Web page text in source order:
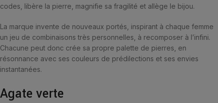
codes, libère la pierre, magnifie sa fragilité et allège le bijou.
La marque invente de nouveaux portés, inspirant à chaque femme
un jeu de combinaisons très personnelles, à recomposer à l’infini.
Chacune peut donc crée sa propre palette de pierres, en
résonnance avec ses couleurs de prédilections et ses envies
instantanées.
Agate verte